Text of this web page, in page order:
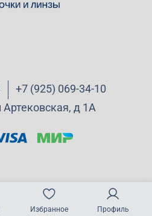
+7 (925) 069-34-10
Артековская, д 1А
Избранное Профиль